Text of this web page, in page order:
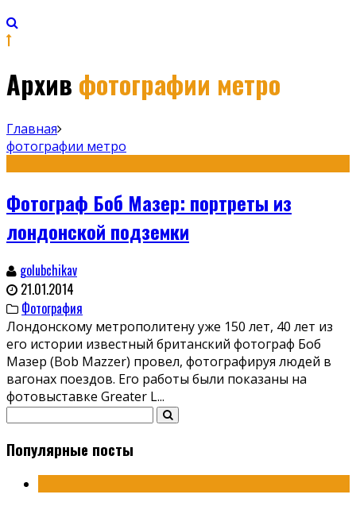
Архив фотографии метро
Главная
фотографии метро
Фотограф Боб Мазер: портреты из
лондонской подземки
golubchikav
21.01.2014
Фотография
Лондонскому метрополитену уже 150 лет, 40 лет из
его истории известный британский фотограф Боб
Мазер (Bob Mazzer) провел, фотографируя людей в
вагонах поездов. Его работы были показаны на
фотовыставке Greater L...
Популярные посты